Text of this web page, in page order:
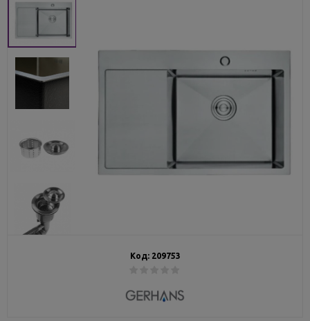
Код: 209753